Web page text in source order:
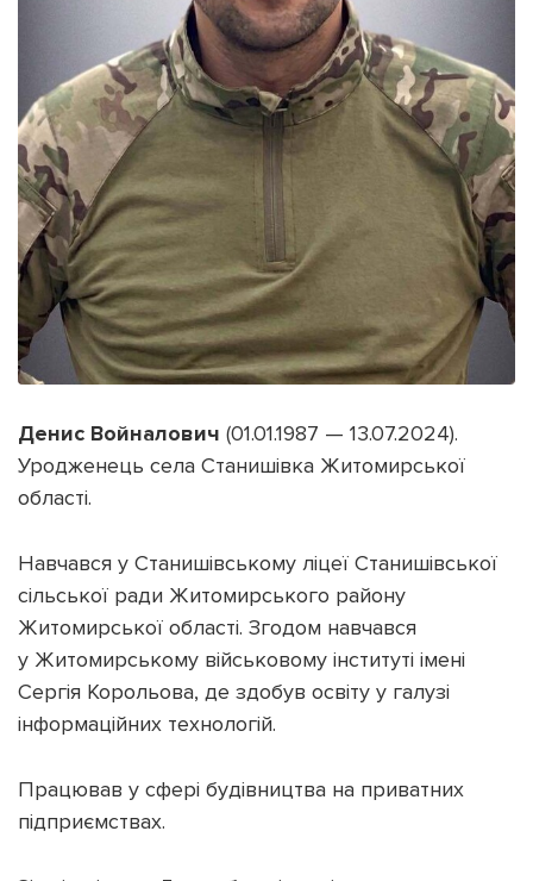
Денис Войналович (01.01.1987 — 13.07.2024).
Уродженець села Станишівка Житомирської
області.
Навчався у Станишівському ліцеї Станишівської
сільської ради Житомирського району
Житомирської області. Згодом навчався
у Житомирському військовому інституті імені
Сергія Корольова, де здобув освіту у галузі
інформаційних технологій.
Працював у сфері будівництва на приватних
підприємствах.